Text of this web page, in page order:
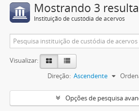
Mostrando 3
Instituição de custódia de acervos
Visualizar:
Direção: Ascendente
Opções de pesquisa